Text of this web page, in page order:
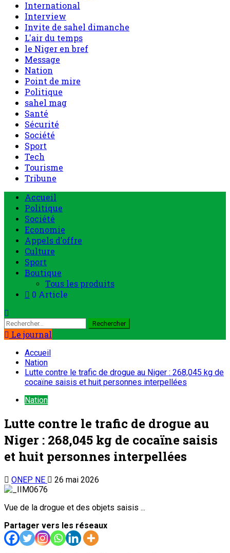
International
Interview
Invite de sahel dimanche
L'air du temps
le Niger en bref
Message
Nation
Point de mire
Politique
sahel mag
Santé
Sécurité
Société
Sport
Tech
Tourisme
Tribune
Accueil
Politique
Société
Economie
Appels d’offre
Culture
Sport
Boutique
Tous les produits
0 Article
Le journal
Accueil
Nation
Lutte contre le trafic de drogue au Niger : 268,045 kg de
cocaïne saisis et huit personnes interpellées
Nation
Lutte contre le trafic de drogue au
Niger : 268,045 kg de cocaïne saisis
et huit personnes interpellées
ONEP NE 26 mai 2026
Vue de la drogue et des objets saisis ...
Partager vers les réseaux